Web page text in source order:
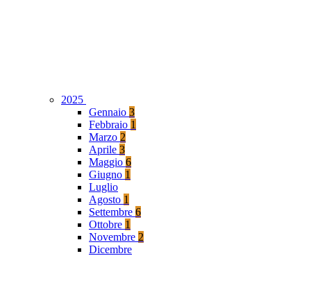
2025
Gennaio 3
Febbraio 1
Marzo 2
Aprile 3
Maggio 6
Giugno 1
Luglio
Agosto 1
Settembre 6
Ottobre 1
Novembre 2
Dicembre